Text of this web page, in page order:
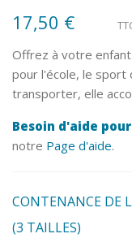
17,50 €
Offrez à votre
pour l'école, le sport
transporter, elle
Besoin d'aide
notre Page d'aide.
CONTENANCE DE
(3 TAILLES)